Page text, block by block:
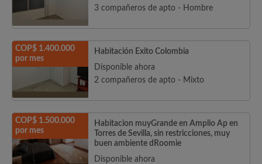
3 compañeros de apto - Hombre
COP$ 1.400.000
por mes
Habitación Exito Colombia
Disponible ahora
2 compañeros de apto - Mixto
COP$ 1.500.000
por mes
Habitacion muyGrande en Amplio Ap en
Torres de Sevilla, sin restricciones, muy
buen ambiente dRoomie
Disponible ahora